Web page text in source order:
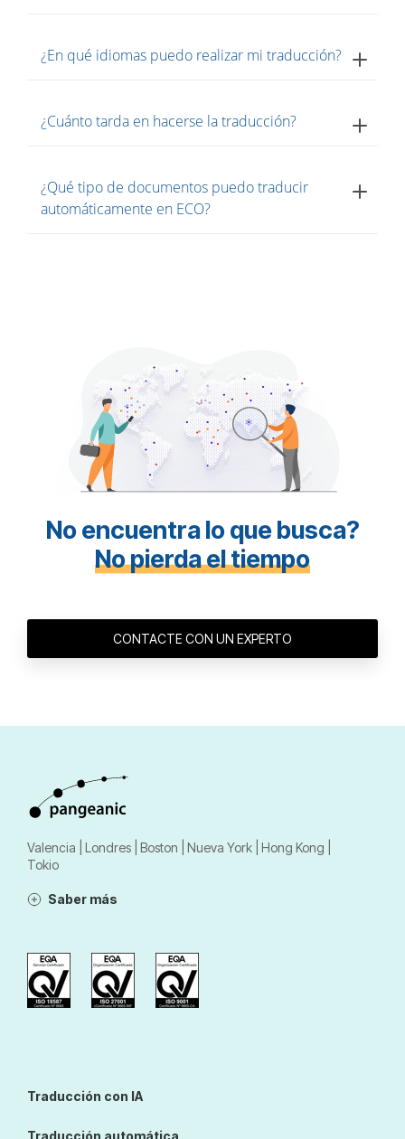
¿En qué idiomas puedo realizar mi traducción?
¿Cuánto tarda en hacerse la traducción?
¿Qué tipo de documentos puedo traducir
automáticamente en ECO?
No encuentra lo que busca?
No pierda el tiempo
CONTACTE CON UN EXPERTO
Valencia | Londres | Boston | Nueva York | Hong Kong |
Tokio
Saber más
Traducción con IA
Traducción automática